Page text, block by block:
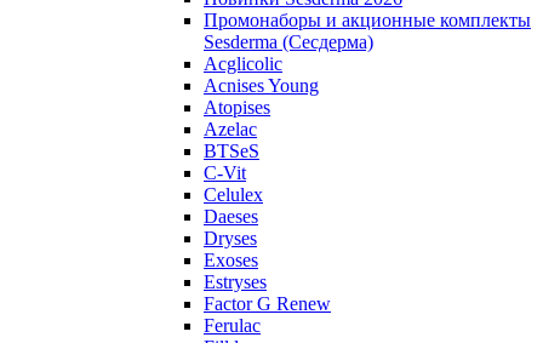
Промонаборы и акционные комплекты
Sesderma (Сесдерма)
Acglicolic
Acnises Young
Atopises
Azelac
BTSeS
C‑Vit
Celulex
Daeses
Dryses
Exoses
Estryses
Factor G Renew
Ferulac